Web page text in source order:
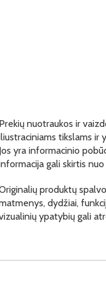
nuotraukos ir
tikslams ir
yra informacinio
gali skirtis
produktų
dydžiai,
ypatybių gali